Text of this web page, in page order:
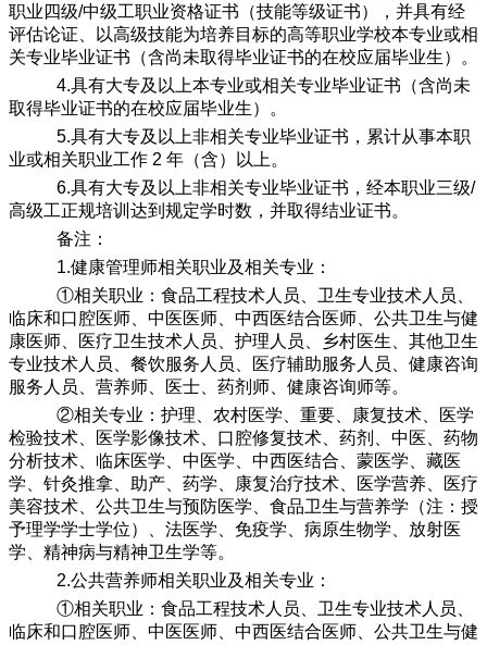
职业四级/中级工职业资格证书（技能等级证书），并具有经
评估论证、以高级技能为培养目标的高等职业学校本专业或相
关专业毕业证书（含尚未取得毕业证书的在校应届毕业生）。
4.具有大专及以上本专业或相关专业毕业证书（含尚未
取得毕业证书的在校应届毕业生）。
5.具有大专及以上非相关专业毕业证书，累计从事本职
业或相关职业工作 2 年（含）以上。
6.具有大专及以上非相关专业毕业证书，经本职业三级/
高级工正规培训达到规定学时数，并取得结业证书。
备注：
1.健康管理师相关职业及相关专业：
①相关职业：食品工程技术人员、卫生专业技术人员、
临床和口腔医师、中医医师、中西医结合医师、公共卫生与健
康医师、医疗卫生技术人员、护理人员、乡村医生、其他卫生
专业技术人员、餐饮服务人员、医疗辅助服务人员、健康咨询
服务人员、营养师、医士、药剂师、健康咨询师等。
②相关专业：护理、农村医学、重要、康复技术、医学
检验技术、医学影像技术、口腔修复技术、药剂、中医、药物
分析技术、临床医学、中医学、中西医结合、蒙医学、藏医
学、针灸推拿、助产、药学、康复治疗技术、医学营养、医疗
美容技术、公共卫生与预防医学、食品卫生与营养学（注：授
予理学学士学位）、法医学、免疫学、病原生物学、放射医
学、精神病与精神卫生学等。
2.公共营养师相关职业及相关专业：
①相关职业：食品工程技术人员、卫生专业技术人员、
临床和口腔医师、中医医师、中西医结合医师、公共卫生与健